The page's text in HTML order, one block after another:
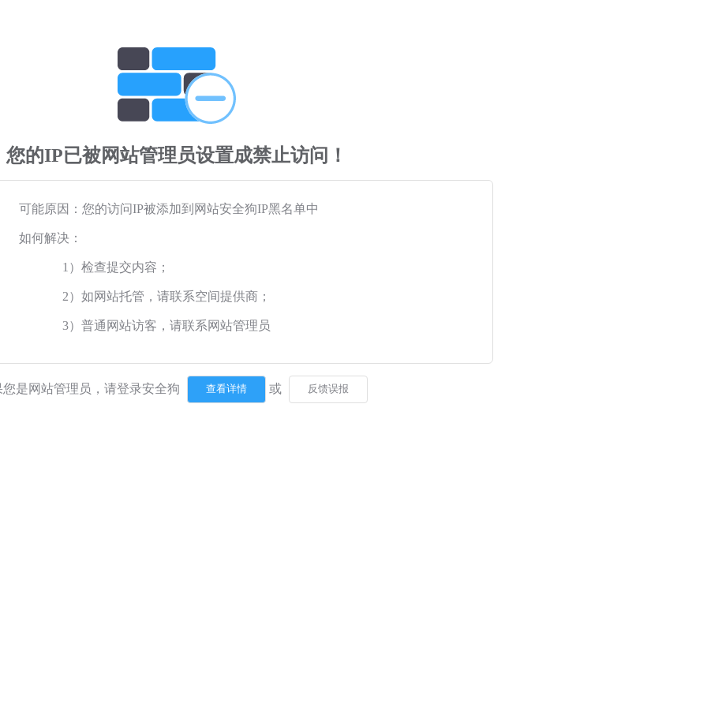
您的IP已被网站管理员设置成禁止访问！
可能原因：您的访问IP被添加到网站安全狗IP黑名单中
如何解决：
1）检查提交内容；
2）如网站托管，请联系空间提供商；
3）普通网站访客，请联系网站管理员
您是网站管理员，请登录安全狗 或